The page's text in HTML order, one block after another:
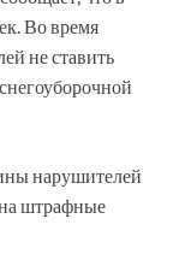
Во время
не ставить
нарушителей
штрафные